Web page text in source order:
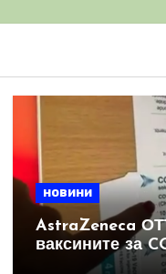
новини
AstraZeneca
ваксините за
световен